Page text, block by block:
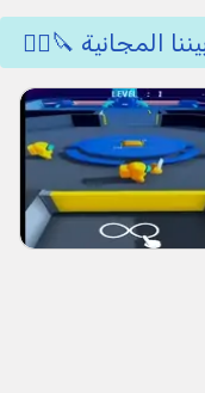
المجانية 🔪🕵️‍♂️